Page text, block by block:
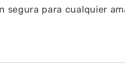
segura para cualquier